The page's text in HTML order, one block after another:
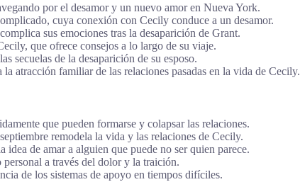
por el desamor y un nuevo amor en Nueva York.
cuya conexión con Cecily conduce a un desamor.
sus emociones tras la desaparición de Grant.
que ofrece consejos a lo largo de su viaje.
secuelas de la desaparición de su esposo.
la atracción familiar de las relaciones pasadas en la vida de Cecily.
que pueden formarse y colapsar las relaciones.
remodela la vida y las relaciones de Cecily.
idea de amar a alguien que puede no ser quien parece.
a través del dolor y la traición.
de los sistemas de apoyo en tiempos difíciles.